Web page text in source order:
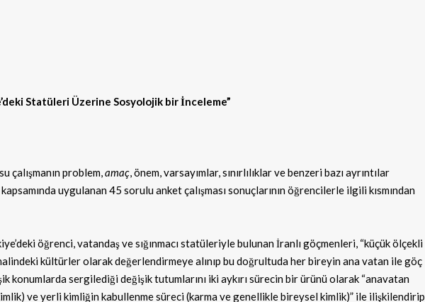
Statüleri Üzerine Sosyolojik bir İnceleme”
çalışmanın problem,amaç, önem, varsayımlar, sınırlılıklar ve benzeri bazı ayrıntılar
uygulanan 45 sorulu anket çalışması sonuçlarının öğrencilerle ilgili kısmından
öğrenci, vatandaş ve sığınmacı statüleriyle bulunan İranlı göçmenleri, “küçük ölçekli
kültürler olarak değerlendirmeye alınıp bu doğrultuda her bireyin ana vatan ile göç
konumlarda sergilediği değişik tutumlarını iki aykırı sürecin bir ürünü olarak “anavatan
ve yerli kimliğin kabullenme süreci (karma ve genellikle bireysel kimlik)” ile ilişkilendirip